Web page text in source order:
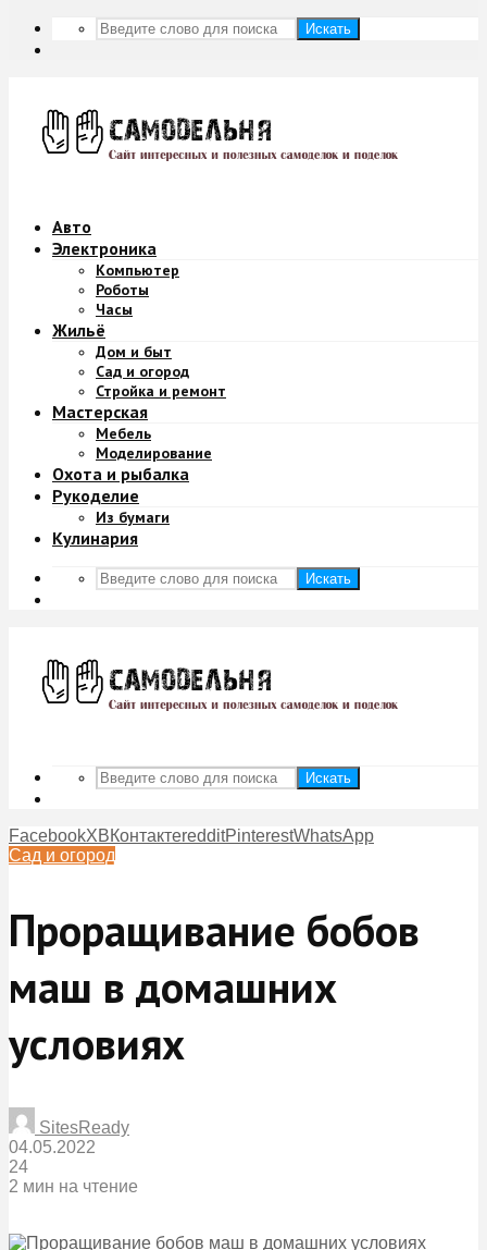
Искать
Авто
Электроника
Компьютер
Роботы
Часы
Жильё
Дом и быт
Сад и огород
Стройка и ремонт
Мастерская
Мебель
Моделирование
Охота и рыбалка
Рукоделие
Из бумаги
Кулинария
Искать
Искать
FacebookXВКонтактеredditPinterestWhatsApp
Сад и огород
Проращивание бобов
маш в домашних
условиях
SitesReady
04.05.2022
24
2 мин на чтение